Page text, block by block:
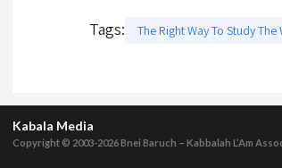
Tags: The Right Way To Study
Kabala Media
Copyright © 2003-2026Bnei Baruch – Kabbalah L’Am